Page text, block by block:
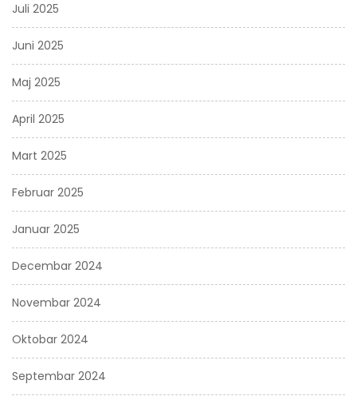
Juli 2025
Juni 2025
Maj 2025
April 2025
Mart 2025
Februar 2025
Januar 2025
Decembar 2024
Novembar 2024
Oktobar 2024
Septembar 2024